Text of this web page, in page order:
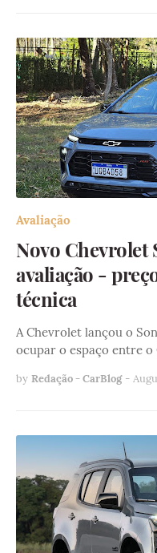
Avaliação
Novo Chevrolet
avaliação -
técnica
A Chevrolet lançou o
ocupar o espaço entre
by Redação - CarBlog -